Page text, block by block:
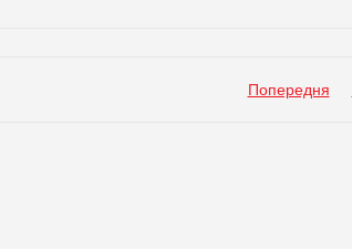
Попередня